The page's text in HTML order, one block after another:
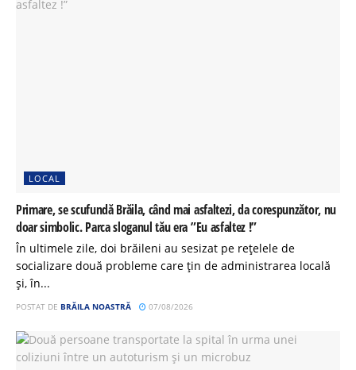
LOCAL
Primare, se scufundă Brăila, când mai asfaltezi, da corespunzător, nu
doar simbolic. Parca sloganul tău era ”Eu asfaltez !”
În ultimele zile, doi brăileni au sesizat pe rețelele de
socializare două probleme care țin de administrarea locală
și, în...
POSTAT DE BRĂILA NOASTRĂ 07/08/2026